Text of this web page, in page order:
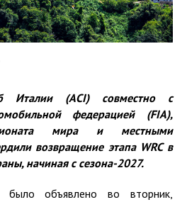
Италии (ACI) совместно с
федерацией (FIA),
мира и местными
ивозвращение этапа WRCв
начиная ссезона-2027.
объявлено во вторник,